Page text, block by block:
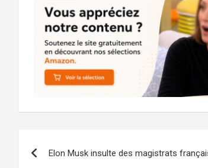
Elon Musk insulte des magistrats